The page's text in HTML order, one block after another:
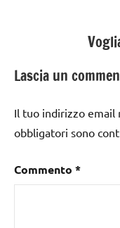
Lascia un
Il tuo indirizzo email
obbligatori sono
Commento *